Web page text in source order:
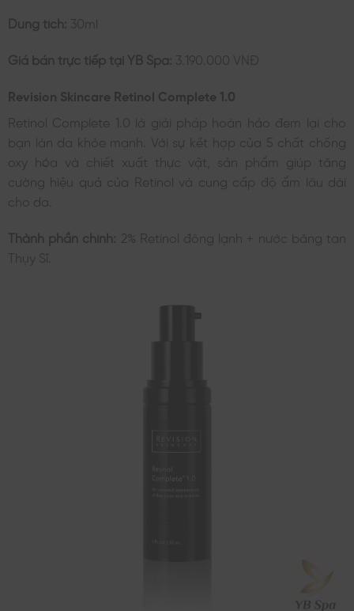
Dung tích: 30ml
Giá bán trực tiếp tại YB Spa: 3.190.000 VNĐ
Revision Skincare Retinol Complete 1.0
Retinol Complete 1.0 là giải pháp hoàn hảo đem lại cho
bạn làn da khỏe mạnh. Với sự kết hợp của 5 chất chống
oxy hóa và chiết xuất thực vật, sản phẩm giúp tăng
cường hiệu quả của Retinol và cung cấp độ ẩm lâu dài
cho da.
Thành phần chính: 2% Retinol đông lạnh + nước băng tan
Thụy Sĩ.